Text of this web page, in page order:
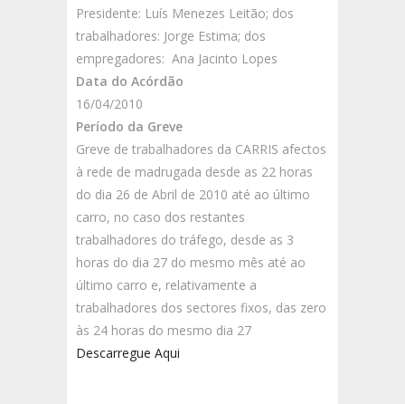
Presidente: Luís Menezes Leitão; dos
trabalhadores: Jorge Estima; dos
empregadores: Ana Jacinto Lopes
Data do Acórdão
16/04/2010
Período da Greve
Greve de trabalhadores da CARRIS afectos
à rede de madrugada desde as 22 horas
do dia 26 de Abril de 2010 até ao último
carro, no caso dos restantes
trabalhadores do tráfego, desde as 3
horas do dia 27 do mesmo mês até ao
último carro e, relativamente a
trabalhadores dos sectores fixos, das zero
às 24 horas do mesmo dia 27
Descarregue Aqui